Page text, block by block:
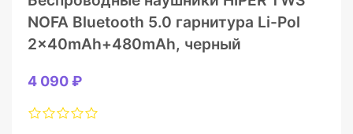
NOFA Bluetooth 5.0 гарнитура Li-Pol
2x40mAh+480mAh, черный
4 090 ₽